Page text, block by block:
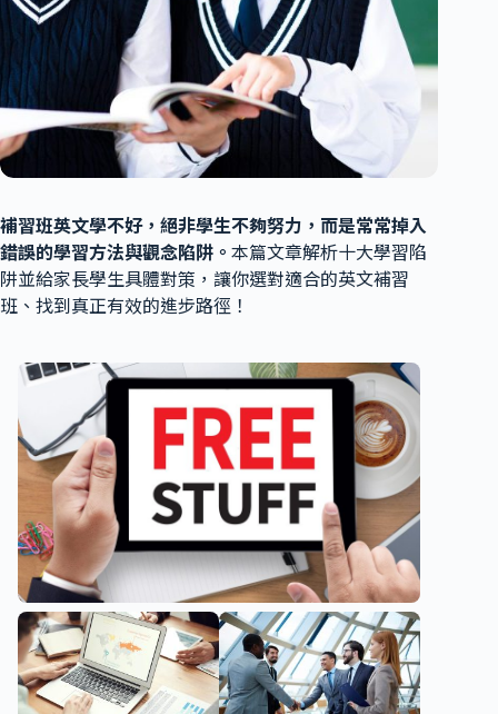
補習班英文學不好，絕非學生不夠努力，而是常常掉入
錯誤的學習方法與觀念陷阱。 本篇文章解析十大學習陷
阱並給家長學生具體對策，讓你選對適合的英文補習
班、找到真正有效的進步路徑！